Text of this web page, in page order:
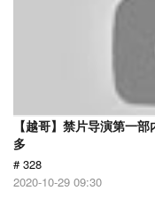
【越哥】禁片导演第一
多
# 328
2020-10-29 09:30